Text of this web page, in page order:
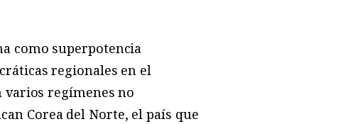
como superpotencia
regionales en el
varios regímenes no
Corea del Norte, el país que